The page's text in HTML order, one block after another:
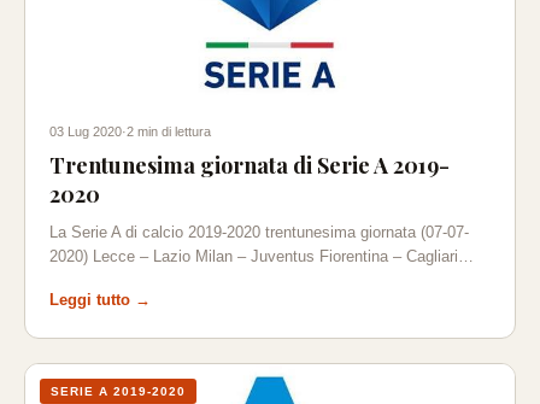
03 Lug 2020·2 min di lettura
Trentunesima giornata di Serie A 2019-
2020
La Serie A di calcio 2019-2020 trentunesima giornata (07-07-
2020) Lecce – Lazio Milan – Juventus Fiorentina – Cagliari…
Leggi tutto →
SERIE A 2019-2020